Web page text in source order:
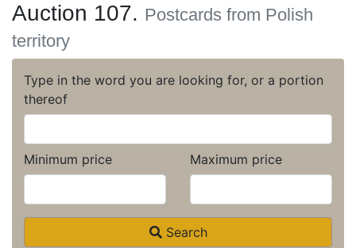
Auction 107. Postcards from Polish
territory
Type in the word you are looking for, or a portion
thereof
Minimum price Maximum price
Search